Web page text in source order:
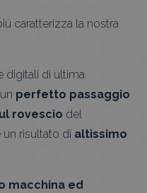
caratterizza la nostra
digitali di ultima
perfetto passaggio
rovescio del
risultato di altissimo
macchina ed